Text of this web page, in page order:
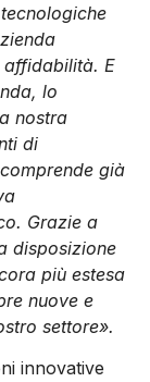
affidabilità. E
lo
nostra
di
già
Grazie a
disposizione
più estesa
nuove e
settore».
innovative